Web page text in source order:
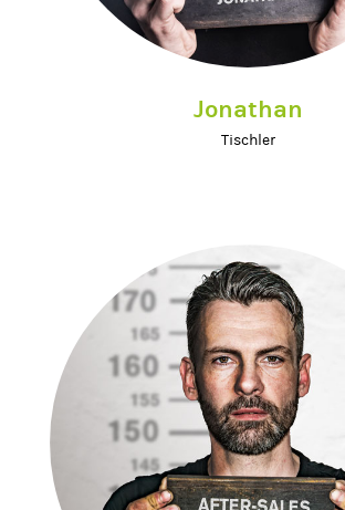
Jonathan
Tischler